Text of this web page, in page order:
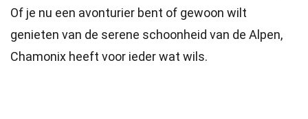
Of je nu een avonturier bent of gewoon wilt
genieten van de serene schoonheid van de Alpen,
Chamonix heeft voor ieder wat wils.